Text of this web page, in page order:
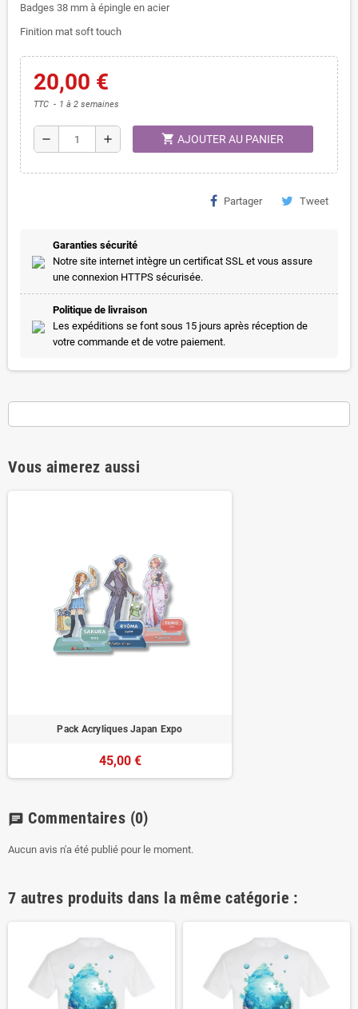
Badges 38 mm à épingle en acier
Finition mat soft touch
20,00 €
TTC 1 à 2 semaines
remove add shopping_cart AJOUTER AU PANIER
Partager Tweet
Garanties sécurité
Notre site internet intègre un certificat SSL et vous assure
une connexion HTTPS sécurisée.
Politique de livraison
Les expéditions se font sous 15 jours après réception de
votre commande et de votre paiement.
Vous aimerez aussi
Pack Acryliques Japan Expo
45,00 €
chat Commentaires (0)
Aucun avis n'a été publié pour le moment.
7 autres produits dans la même catégorie :